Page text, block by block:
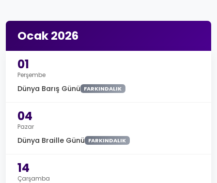
Ocak 2026
01
Perşembe
Dünya Barış Günü FARKINDALIK
04
Pazar
Dünya Braille Günü FARKINDALIK
14
Çarşamba